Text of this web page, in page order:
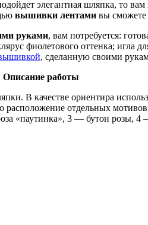
элегантная шляпка, то
вышивки лентами вы сможете
руками, вам потребуется:
фиолетового оттенка; игла
, сделанную своими
Описание работы
В качестве ориентира
расположение отдельных
«паутинка», 3 — бутон розы,